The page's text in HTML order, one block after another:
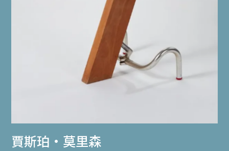
賈斯珀‧莫里森